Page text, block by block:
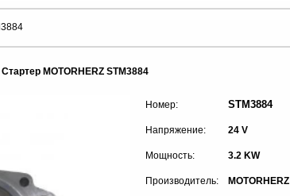
Стартер MOTORHERZ STM3884
Номер: STM3884
Напряжение: 24 V
Мощность: 3.2 KW
Производитель: MOTORHERZ